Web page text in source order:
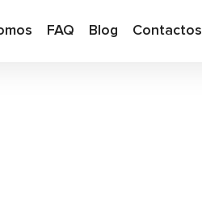
FAQ Blog Contactos